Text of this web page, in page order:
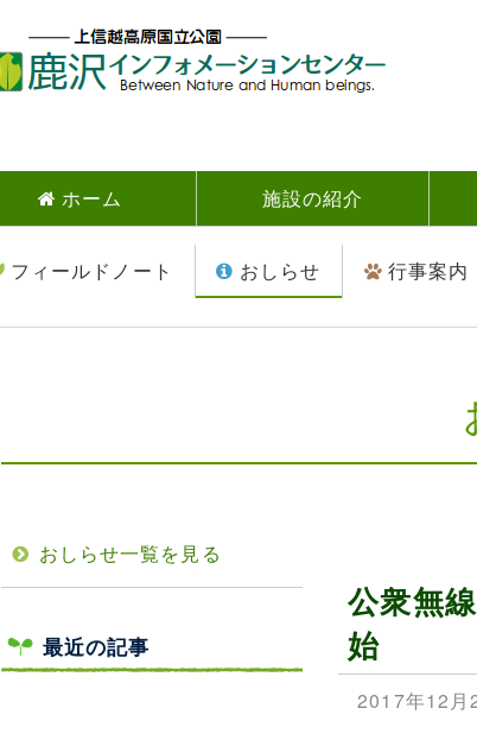
ホーム
施設の紹介
フィールドノート おしらせ 行事案内
公衆無
始
2017年12月
おしらせ一覧を見る
最近の記事